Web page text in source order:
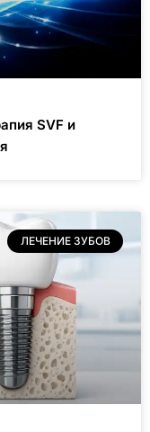
SVF и
ЛЕЧЕНИЕ ЗУБОВ